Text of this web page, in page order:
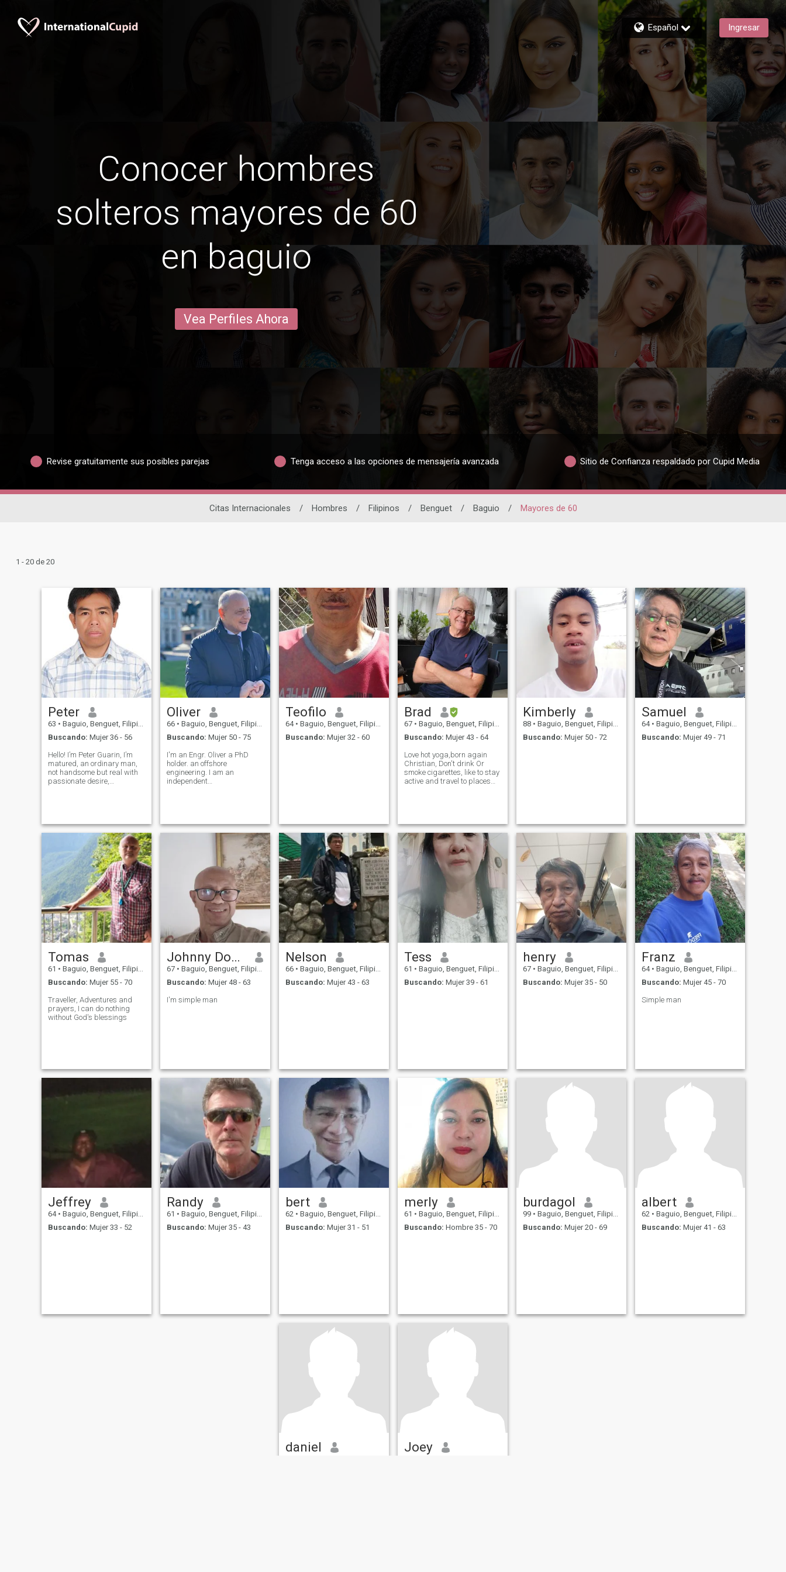
Español Ingresar
Conocer hombres
solteros mayores de 60
en baguio
Vea Perfiles Ahora
Revise gratuitamente sus posibles parejas Tenga acceso a las opciones de mensajería avanzada Sitio de Confianza respaldado por Cupid Media
Citas Internacionales / Hombres / Filipinos / Benguet / Baguio / Mayores de 60
1 - 20 de 20
Peter
63 • Baguio, Benguet, Filipinas
Buscando: Mujer 36 - 56
Hello! I’m Peter Guarin, I’m
matured, an ordinary man,
not handsome but real with
passionate desire,
capital of the Philippines. If
you are real
Oliver
66 • Baguio, Benguet, Filipinas
Buscando: Mujer 50 - 75
I'm an Engr. Oliver a PhD
holder. an offshore
engineering. I am an
independent
Teofilo
64 • Baguio, Benguet, Filipinas
Buscando: Mujer 32 - 60
Brad
67 • Baguio, Benguet, Filipinas
Buscando: Mujer 43 - 64
Love hot yoga,born again
Christian, Don't drink Or
smoke cigarettes, like to stay
active and travel to places
Kimberly
88 • Baguio, Benguet, Filipinas
Buscando: Mujer 50 - 72
Samuel
64 • Baguio, Benguet, Filipinas
Buscando: Mujer 49 - 71
Tomas
61 • Baguio, Benguet, Filipinas
Buscando: Mujer 55 - 70
Traveller, Adventures and
prayers, I can do nothing
without God's blessings
Johnny Dosal
67 • Baguio, Benguet, Filipinas
Buscando: Mujer 48 - 63
I'm simple man
Nelson
66 • Baguio, Benguet, Filipinas
Buscando: Mujer 43 - 63
Tess
61 • Baguio, Benguet, Filipinas
Buscando: Mujer 39 - 61
henry
67 • Baguio, Benguet, Filipinas
Buscando: Mujer 35 - 50
Franz
64 • Baguio, Benguet, Filipinas
Buscando: Mujer 45 - 70
Simple man
Jeffrey
64 • Baguio, Benguet, Filipinas
Buscando: Mujer 33 - 52
Randy
61 • Baguio, Benguet, Filipinas
Buscando: Mujer 35 - 43
bert
62 • Baguio, Benguet, Filipinas
Buscando: Mujer 31 - 51
merly
61 • Baguio, Benguet, Filipinas
Buscando: Hombre 35 - 70
burdagol
99 • Baguio, Benguet, Filipinas
Buscando: Mujer 20 - 69
albert
62 • Baguio, Benguet, Filipinas
Buscando: Mujer 41 - 63
daniel Joey